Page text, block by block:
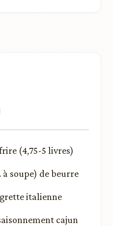
(4,75-5 livres)
à soupe) de beurre
italienne
cajun